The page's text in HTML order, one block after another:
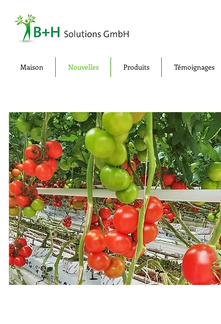
Maison Nouvelles Produits Témoignages